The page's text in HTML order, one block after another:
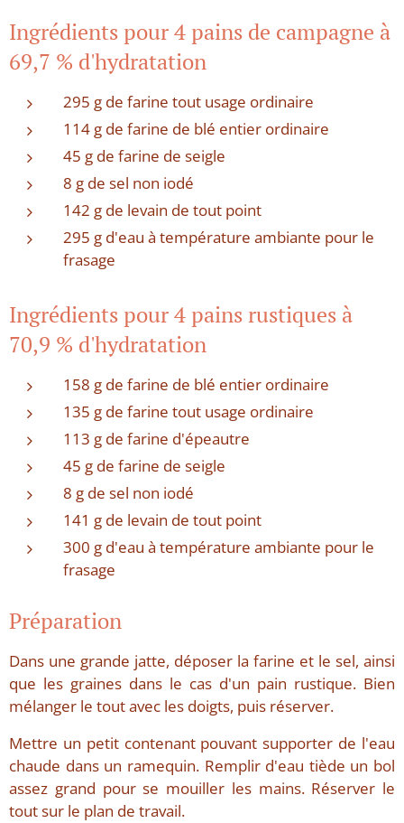
Ingrédients pour 4 pains de campagne à
69,7 % d'hydratation
295 g de farine tout usage ordinaire
114 g de farine de blé entier ordinaire
45 g de farine de seigle
8 g de sel non iodé
142 g de levain de tout point
295 g d'eau à température ambiante pour le
frasage
Ingrédients pour 4 pains rustiques à
70,9 % d'hydratation
158 g de farine de blé entier ordinaire
135 g de farine tout usage ordinaire
113 g de farine d'épeautre
45 g de farine de seigle
8 g de sel non iodé
141 g de levain de tout point
300 g d'eau à température ambiante pour le
frasage
Préparation
Dans une grande jatte, déposer la farine et le sel, ainsi
que les graines dans le cas d'un pain rustique. Bien
mélanger le tout avec les doigts, puis réserver.
Mettre un petit contenant pouvant supporter de l'eau
chaude dans un ramequin. Remplir d'eau tiède un bol
assez grand pour se mouiller les mains. Réserver le
tout sur le plan de travail.